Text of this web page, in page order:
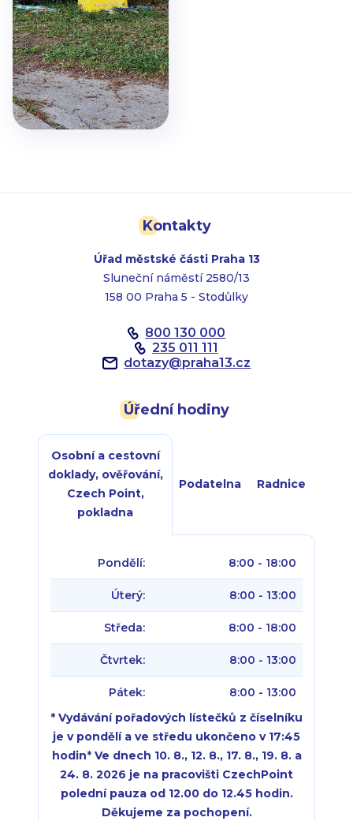
Kontakty
Úřad městské části Praha 13
Sluneční náměstí 2580/13
158 00 Praha 5 - Stodůlky
800 130 000
235 011 111
dotazy@praha13.cz
Úřední hodiny
Osobní a cestovní
doklady, ověřování,
Czech Point,
pokladna
Podatelna Radnice
Pondělí: 8:00 - 18:00
Úterý: 8:00 - 13:00
Středa: 8:00 - 18:00
Čtvrtek: 8:00 - 13:00
Pátek:
8:00 - 13:00
* Vydávání pořadových lístečků z číselníku
je v pondělí a ve středu ukončeno v 17:45
hodin* Ve dnech 10. 8., 12. 8., 17. 8., 19. 8. a
24. 8. 2026 je na pracovišti CzechPoint
polední pauza od 12.00 do 12.45 hodin.
Děkujeme za pochopení.